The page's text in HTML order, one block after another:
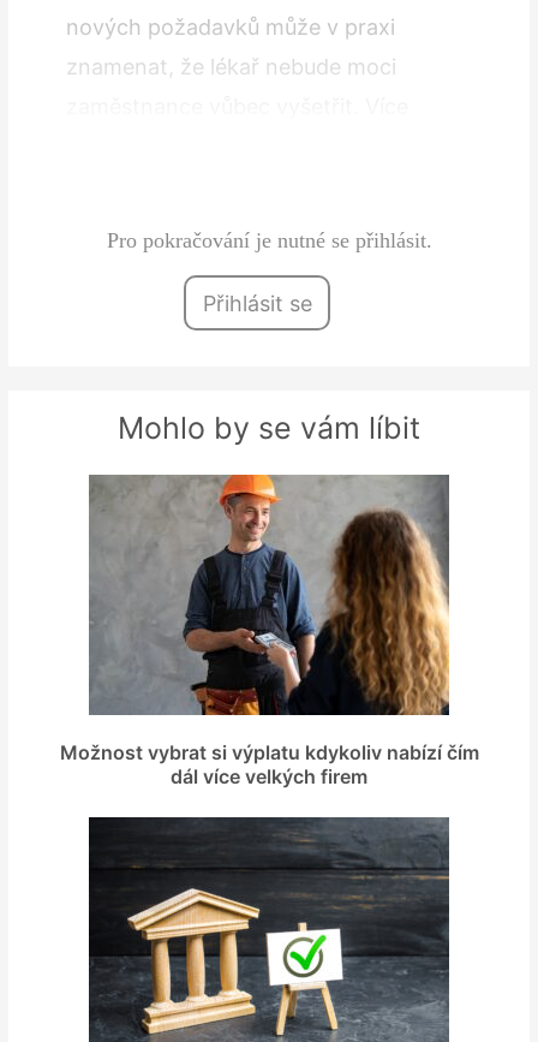
nových požadavků může v praxi
znamenat, že lékař nebude moci
Pro pokračování je nutné se přihlásit.
Přihlásit se
Mohlo by se vám líbit
Možnost vybrat si výplatu kdykoliv nabízí čím
dál více velkých firem